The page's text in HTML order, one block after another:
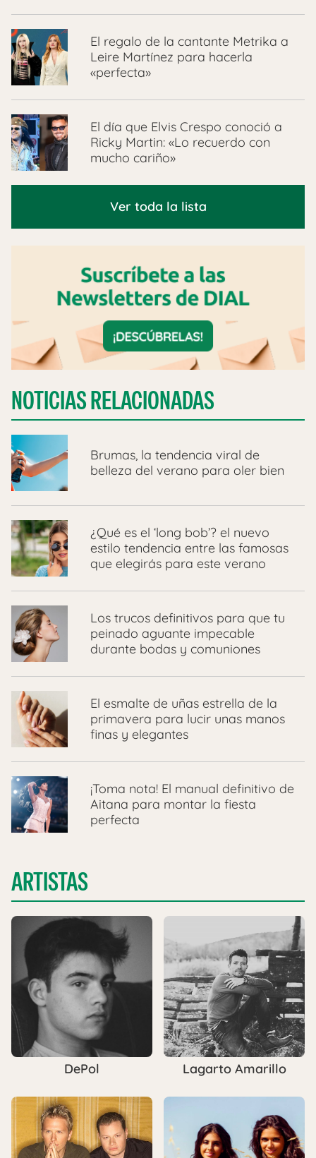
El regalo de la cantante Metrika a
Leire Martínez para hacerla
«perfecta»
El día que Elvis Crespo conoció a
Ricky Martin: «Lo recuerdo con
mucho cariño»
Ver toda la lista
NOTICIAS RELACIONADAS
Brumas, la tendencia viral de
belleza del verano para oler bien
¿Qué es el ‘long bob’? el nuevo
estilo tendencia entre las famosas
que elegirás para este verano
Los trucos definitivos para que tu
peinado aguante impecable
durante bodas y comuniones
El esmalte de uñas estrella de la
primavera para lucir unas manos
finas y elegantes
¡Toma nota! El manual definitivo de
Aitana para montar la fiesta
perfecta
ARTISTAS
DePol Lagarto Amarillo